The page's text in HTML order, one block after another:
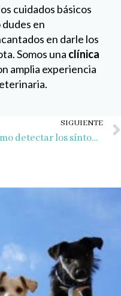
cuidados básicos
en
en darle los
Somos una clínica
amplia experiencia
SIGUIENTE
Cómo detectar los síntomas de la leishmaniosis en perros